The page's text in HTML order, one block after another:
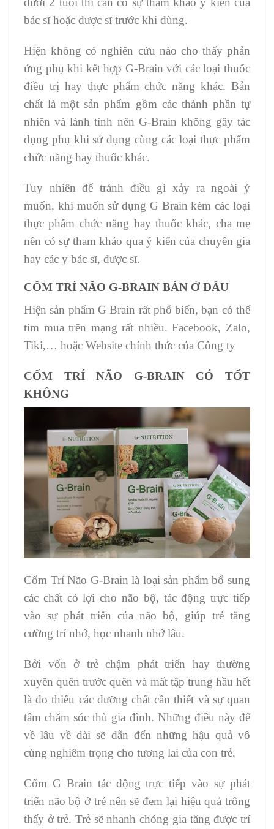
bác sĩ hoặc dược sĩ trước khi dùng.
Hiện không có nghiên cứu nào cho thấy phản
ứng phụ khi kết hợp G-Brain với các loại thuốc
điều trị hay thực phẩm chức năng khác. Bản
chất là một sản phẩm gồm các thành phần tự
nhiên và lành tính nên G-Brain không gây tác
dụng phụ khi sử dụng cùng các loại thực phẩm
chức năng hay thuốc khác.
Tuy nhiên để tránh điều gì xảy ra ngoài ý
muốn, khi muốn sử dụng G Brain kèm các loại
thực phẩm chức năng hay thuốc khác, cha mẹ
nên có sự tham khảo qua ý kiến của chuyên gia
hay các y bác sĩ, dược sĩ.
CỐM TRÍ NÃO G-BRAIN BÁN Ở ĐÂU
Hiện sản phẩm G Brain rất phổ biến, bạn có thể
tìm mua trên mạng rất nhiều. Facebook, Zalo,
Tiki,… hoặc Website chính thức của Công ty
CỐM TRÍ NÃO G-BRAIN CÓ TỐT
KHÔNG
Cốm Trí Não G-Brain là loại sản phẩm bổ sung
các chất có lợi cho não bộ, tác động trực tiếp
vào sự phát triển của não bộ, giúp trẻ tăng
cường trí nhớ, học nhanh nhớ lâu.
Bởi vốn ở trẻ chậm phát triển hay thường
xuyên quên trước quên và mất tập trung hầu hết
là do thiếu các dưỡng chất cần thiết và sự quan
tâm chăm sóc thù gia đình. Những điều này để
về lâu về dài sẽ dẫn đến những hậu quả vô
cùng nghiêm trọng cho tương lai của con trẻ.
Cốm G Brain tác động trực tiếp vào sự phát
triển não bộ ở trẻ nên sẽ đem lại hiệu quả trông
thấy ở trẻ. Trẻ sẽ nhanh chóng gia tăng được trí